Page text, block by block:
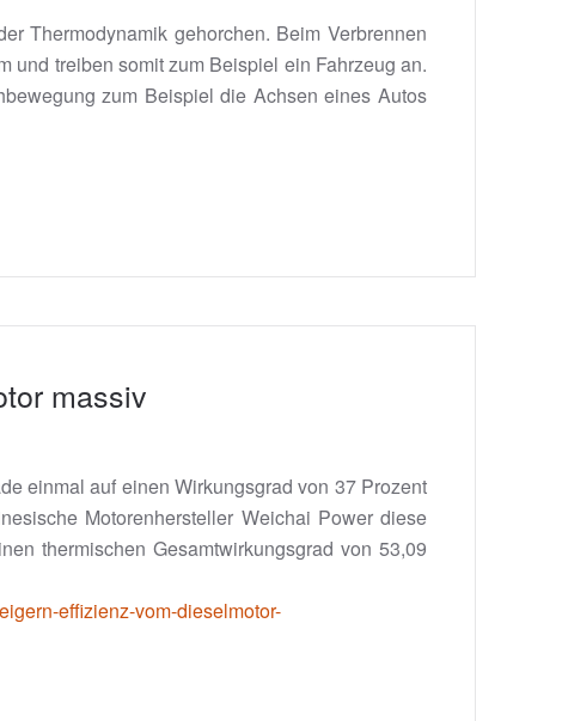
Thermodynamik gehorchen. Beim Verbrennen
und treiben somit zum Beispiel ein Fahrzeug an.
zum Beispiel die Achsen eines Autos
massiv
einmal auf einen Wirkungsgrad von 37 Prozent
Motorenhersteller Weichai Power diese
thermischen Gesamtwirkungsgrad von 53,09
effizienz-vom-dieselmotor-